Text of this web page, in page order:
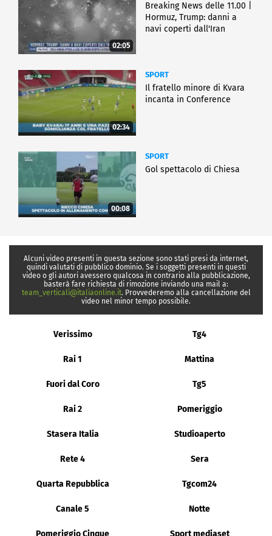
02:05
Breaking News delle 11.00 |
Hormuz, Trump: danni a
navi coperti dall'Iran
02:34
SPORT
Il fratello minore di Kvara
incanta in Conference
00:08
SPORT
Gol spettacolo di Chiesa
Alcuni video presenti in questa sezione sono stati presi da internet,
quindi valutati di pubblico dominio. Se i soggetti presenti in questi
video o gli autori avessero qualcosa in contrario alla pubblicazione,
basterà fare richiesta di rimozione inviando una mail a:
team_verticali@italiaonline.it. Provvederemo alla cancellazione del
video nel minor tempo possibile.
Verissimo Tg4
Rai 1 Mattina
Fuori dal Coro Tg5
Rai 2 Pomeriggio
Stasera Italia Studioaperto
Rete 4 Sera
Quarta Repubblica Tgcom24
Canale 5 Notte
Pomeriggio Cinque Sport mediaset